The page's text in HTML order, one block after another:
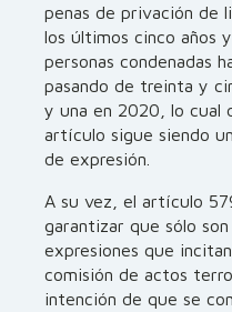
penas de privación de
los últimos cinco años
personas condenadas
pasando de treinta y
y una en 2020, lo cual
artículo sigue siendo
de expresión.
A su vez, el artículo
garantizar que sólo son
expresiones que
comisión de actos
intención de que se